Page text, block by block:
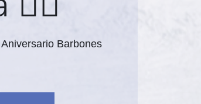
Barbones